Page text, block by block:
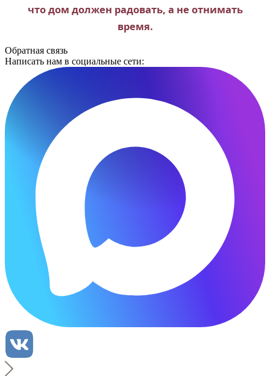
что дом должен радовать, а не отнимать
время.
Обратная связь
Написать нам в социальные сети: